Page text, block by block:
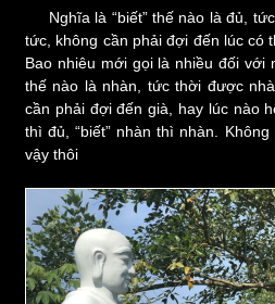
Nghĩa là “biết” thế nào là đủ,
tức, không cần phải đợi đến lúc có
Bao nhiêu mới gọi là nhiều đối với
thế nào là nhàn, tức thời được
cần phải đợi đến già, hay lúc nào
thì đủ, “biết” nhàn thì nhàn.
vậy thôi